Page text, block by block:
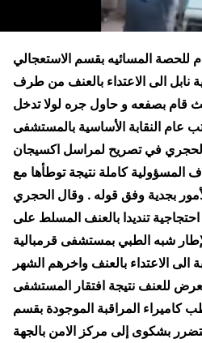
المسائيه بقسم الاستعجالي
نابل الى الاعتداء بالعنف من طرف
قام بصفعه و حاول جره لولا تدخل
عام النقابة الأساسية بالمستشفى
الحجري في تصريح لمراسل اكسيجان
المسؤولية كاملة نتيجة توطأها مع
بجدية وفق قوله . وقال الحجري
تنديدا بالعنف المسلط على
شبه الطبي بمستشفى قرمبالية
الاعتداء بالعنف واخرهم الشهر
للعنف نتيجة افتقار المستشفى
كاميراء المراقبة الموجودة بقسم
بشكوى إلى مركز الامن بالجهة